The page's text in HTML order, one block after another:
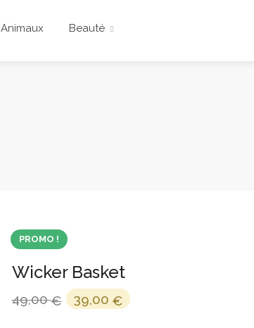
Animaux Beauté
PROMO !
Wicker Basket
49,00€ Le
39,00 € Le